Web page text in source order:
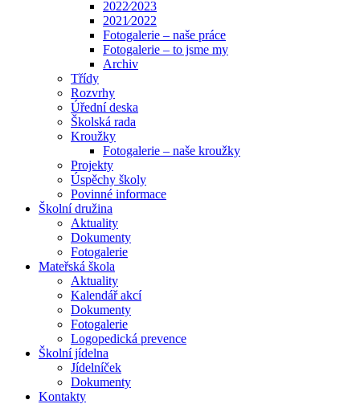
2022⁄2023
2021⁄2022
Fotogalerie – naše práce
Fotogalerie – to jsme my
Archiv
Třídy
Rozvrhy
Úřední deska
Školská rada
Kroužky
Fotogalerie – naše kroužky
Projekty
Úspěchy školy
Povinné informace
Školní družina
Aktuality
Dokumenty
Fotogalerie
Mateřská škola
Aktuality
Kalendář akcí
Dokumenty
Fotogalerie
Logopedická prevence
Školní jídelna
Jídelníček
Dokumenty
Kontakty